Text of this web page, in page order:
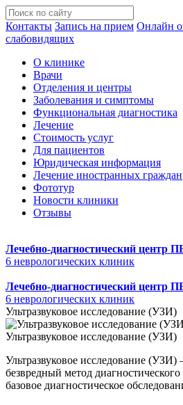
Контакты Запись на прием Онлайн
слабовидящих
О клинике
Врачи
Отделения и центры
Заболевания и симптомы
Функциональная диагностика
Лечение
Стоимость услуг
Для пациентов
Юридическая информация
Лечение иностранных граждан
Фототур
Новости клиники
Отзывы
Лечебно-диагностический центр
6 неврологических клиник
Лечебно-диагностический центр
6 неврологических клиник
Ультразвуковое исследование (УЗИ)
Ультразвуковое исследование (УЗИ)
Ультразвуковое исследование (УЗИ)
безвредный метод
базовое диагностическое